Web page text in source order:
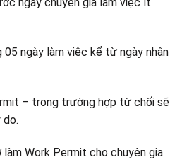
05 ngày làm việc kể từ ngày nhận
– trong trường hợp từ chối sẽ
do.
Work Permit cho chuyên gia